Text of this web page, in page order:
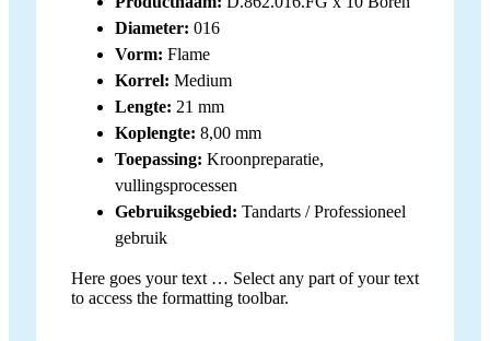
Diameter: 016
Vorm: Flame
Korrel: Medium
Lengte: 21 mm
Koplengte: 8,00 mm
Toepassing: Kroonpreparatie,
vullingsprocessen
Gebruiksgebied: Tandarts / Professioneel
gebruik
Here goes your text … Select any part of your text
to access the formatting toolbar.